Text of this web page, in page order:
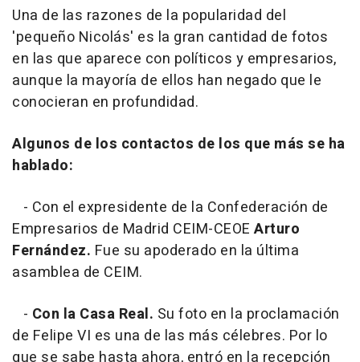
Una de las razones de la popularidad del
'pequeño Nicolás' es la gran cantidad de fotos
en las que aparece con políticos y empresarios,
aunque la mayoría de ellos han negado que le
conocieran en profundidad.
Algunos de los contactos de los que más se ha
hablado:
- Con el expresidente de la Confederación de
Empresarios de Madrid CEIM-CEOE Arturo
Fernández. Fue su apoderado en la última
asamblea de CEIM.
- Con la Casa Real. Su foto en la proclamación
de Felipe VI es una de las más célebres. Por lo
que se sabe hasta ahora, entró en la recepción